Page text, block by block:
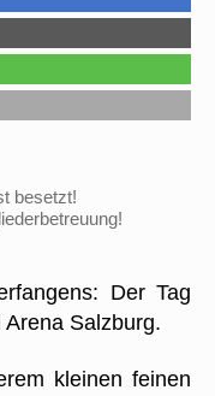
besetzt!
Der Tag
Salzburg.
kleinen feinen